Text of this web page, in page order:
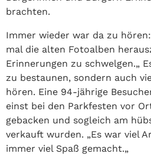
brachten.
Immer wieder war da zu
mal die alten Fotoalben
Erinnerungen zu schwelgen.„
zu bestaunen, sondern auch
hören. Eine 94-jährige
einst bei den Parkfesten vor
gebacken und sogleich am
verkauft wurden. „Es war viel
immer viel Spaß gemacht.„